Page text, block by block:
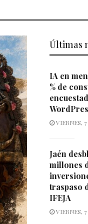
Últimas
IA en
% de
VIERNES,
Jaén
millones
traspaso
IFEJA
VIERNES,